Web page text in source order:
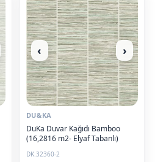
‹ ›
DU&KA
DuKa Duvar Kağıdı Bamboo
(16,2816 m2- Elyaf Tabanlı)
DK.32360-2